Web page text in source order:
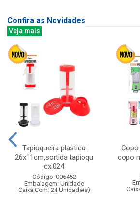
Confira as Novidades
Veja mais
Tapioqueira plastico
26x11cm,sortida tapioqu
cx:024
Código: 006452
Embalagem: Unidade
Caixa Com: 24 Unidade(s)
copo